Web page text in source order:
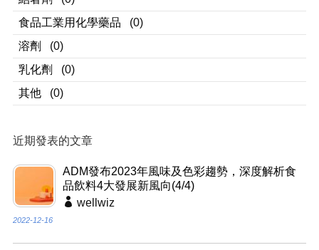
食品工業用化學藥品
(0)
溶劑
(0)
乳化劑
(0)
其他
(0)
近期發表的文章
ADM發布2023年風味及色彩趨勢，深度解析食
品飲料4大發展新風向(4/4)
wellwiz
2022-12-16